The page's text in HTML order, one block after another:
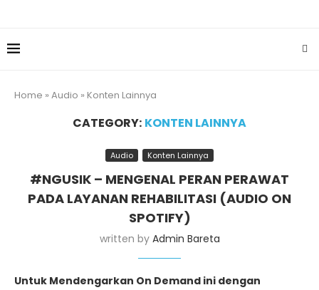
Home » Audio » Konten Lainnya
CATEGORY: KONTEN LAINNYA
Audio Konten Lainnya
#NGUSIK – MENGENAL PERAN PERAWAT
PADA LAYANAN REHABILITASI (AUDIO ON
SPOTIFY)
written by Admin Bareta
Untuk Mendengarkan On Demand ini dengan